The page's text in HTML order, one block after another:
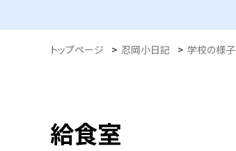
トップページ > 忍岡小日記 > 学校の様子
給食室